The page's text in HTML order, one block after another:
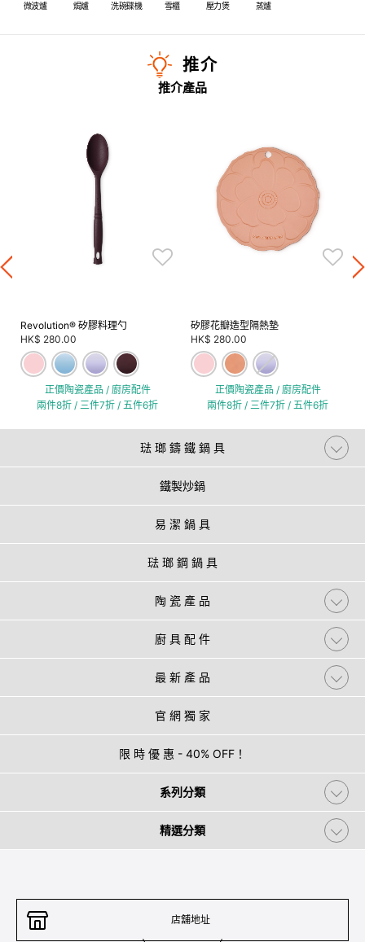
微波爐 焗爐 洗碗碟機 雪櫃 壓力煲 蒸爐
推介
推介產品
Revolution® 矽膠料理勺
HK$ 280.00
正價陶瓷產品 / 廚房配件
兩件8折 / 三件7折 / 五件6折
矽膠花瓣造型隔熱墊
HK$ 280.00
正價陶瓷產品 / 廚房配件
兩件8折 / 三件7折 / 五件6折
琺 瑯 鑄 鐵 鍋 具
鐵製炒鍋
易 潔 鍋 具
琺 瑯 鋼 鍋 具
陶 瓷 產 品
廚 具 配 件
最 新 產 品
官 網 獨 家
限 時 優 惠 - 40% OFF！
系列分類
精選分類
店舖地址